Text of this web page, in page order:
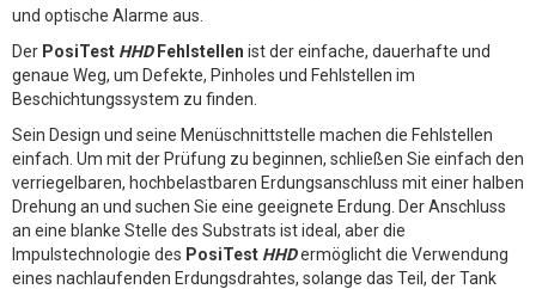
und optische Alarme aus.
Der PosiTest HHDFehlstellen ist der einfache, dauerhafte und
genaue Weg, um Defekte, Pinholes und Fehlstellen im
Beschichtungssystem zu finden.
Sein Design und seine Menüschnittstelle machen die Fehlstellen
einfach. Um mit der Prüfung zu beginnen, schließen Sie einfach den
verriegelbaren, hochbelastbaren Erdungsanschluss mit einer halben
Drehung an und suchen Sie eine geeignete Erdung. Der Anschluss
an eine blanke Stelle des Substrats ist ideal, aber die
Impulstechnologie des PosiTest HHDermöglicht die Verwendung
eines nachlaufenden Erdungsdrahtes, solange das Teil, der Tank